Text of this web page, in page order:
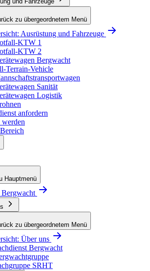
zu übergeordnetem Menü
Ausrüstung und Fahrzeuge
KTW 1
KTW 2
Bergwacht
Terrain-Vehicle
Sanität
Logistik
anfordern
Hauptmenü
Bergwacht
zu übergeordnetem Menü
Über uns
Bergwacht
SRHT